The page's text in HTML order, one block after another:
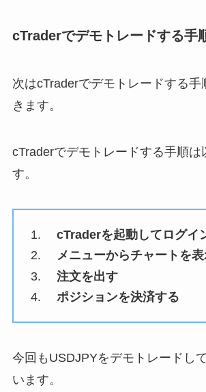
cTraderでデモトレードする手
次はcTraderでデモトレードする手
きます。
cTraderでデモトレードする手順は
す。
cTraderを起動してログイ
メニューからチャートを
注文を出す
ポジションを決済する
今回もUSDJPYをデモトレードし
います。